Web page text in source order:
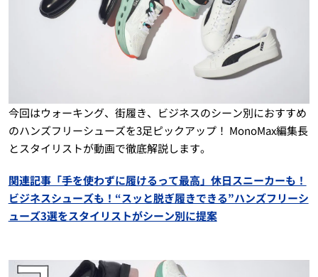
今回はウォーキング、街履き、ビジネスのシーン別におすすめ
のハンズフリーシューズを3足ピックアップ！ MonoMax編集長
とスタイリストが動画で徹底解説します。
関連記事「手を使わずに履けるって最高」休日スニーカーも！
ビジネスシューズも！“スッと脱ぎ履きできる”ハンズフリーシ
ューズ3選をスタイリストがシーン別に提案